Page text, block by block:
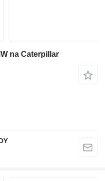
na Caterpillar